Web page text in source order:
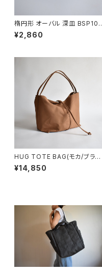
楕円形 オーバル 深皿 BSP104
¥2,860
HUG TOTE BAG(モカ/ブラウ
ン)
¥14,850